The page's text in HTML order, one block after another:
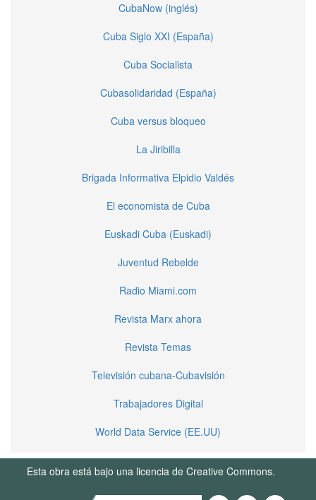
CubaNow (inglés)
Cuba Siglo XXI (España)
Cuba Socialista
Cubasolidaridad (España)
Cuba versus bloqueo
La Jiribilla
Brigada Informativa Elpidio Valdés
El economista de Cuba
Euskadi Cuba (Euskadi)
Juventud Rebelde
Radio Miami.com
Revista Marx ahora
Revista Temas
Televisión cubana-Cubavisión
Trabajadores Digital
World Data Service (EE.UU)
Esta obra está bajo una licencia de Creative Commons.